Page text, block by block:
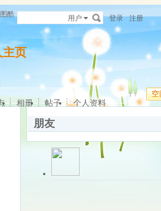
图酷 用户 登录 注册
主页
空
相册 帖子 个人资料
朋友